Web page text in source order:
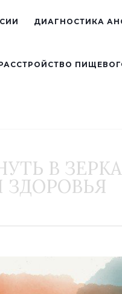
ДИАГНОСТИКА
В